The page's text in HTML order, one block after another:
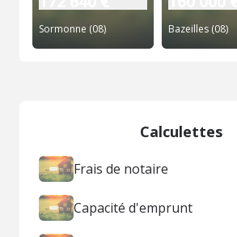
Sormonne (08) Bazeilles (08)
Calculettes
Frais de notaire
Capacité d'emprunt